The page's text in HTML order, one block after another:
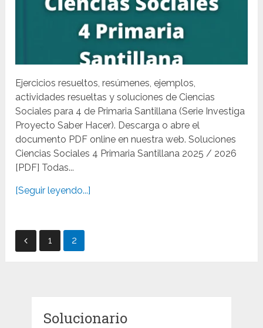
Ejercicios resueltos, resúmenes, ejemplos,
actividades resueltas y soluciones de Ciencias
Sociales para 4 de Primaria Santillana (Serie Investiga
Proyecto Saber Hacer). Descarga o abre el
documento PDF online en nuestra web. Soluciones
Ciencias Sociales 4 Primaria Santillana 2025 / 2026
[PDF] Todas...
[Seguir leyendo...]
Paginación
de
1 2
Solucionario